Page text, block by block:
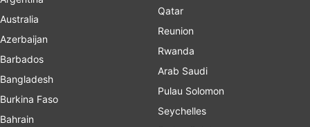
Australia
Azerbaijan
Barbados
Bangladesh
Burkina Faso
Bahrain
Qatar
Reunion
Rwanda
Arab Saudi
Pulau Solomon
Seychelles